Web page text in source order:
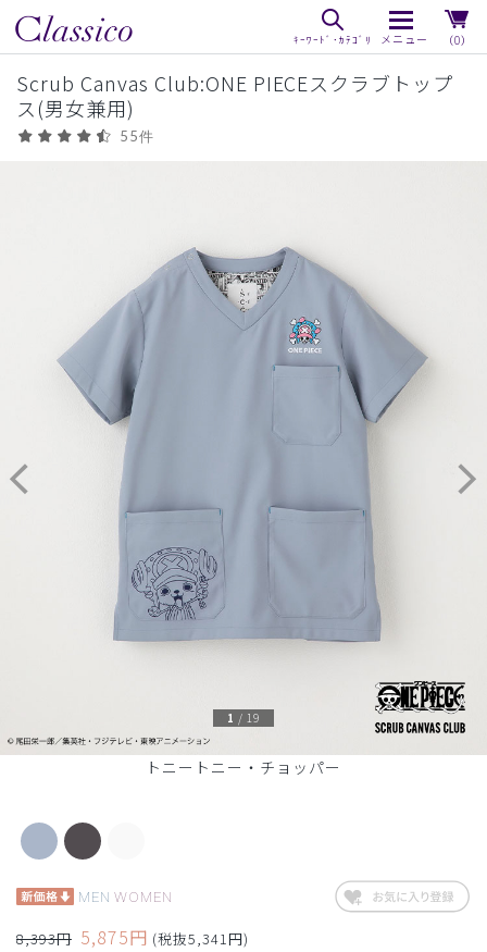
（0）
Scrub Canvas Club:ONE PIECEスクラブトップ
ス(男女兼用)
55件
トニートニー・チョッパー
1 / 19
MEN WOMEN
8,393円 5,875円 (税抜5,341円)